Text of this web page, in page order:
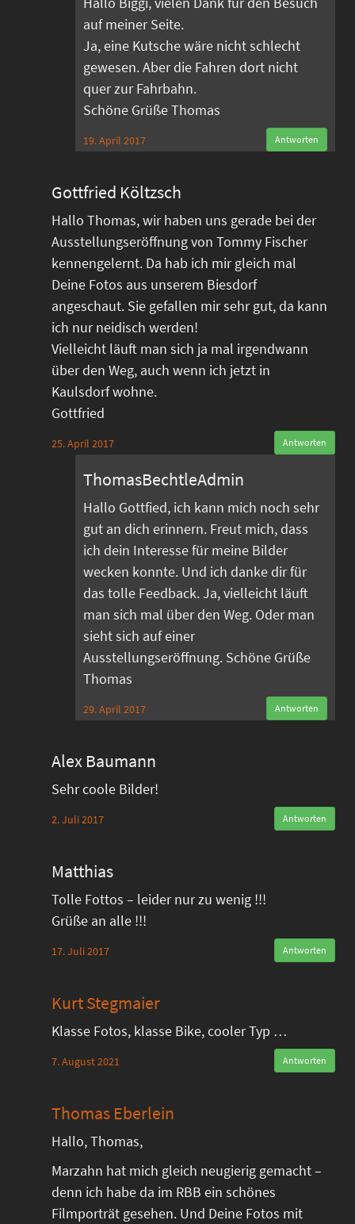
auf meiner Seite.
Ja, eine Kutsche wäre nicht schlecht
gewesen. Aber die Fahren dort nicht
quer zur Fahrbahn.
Schöne Grüße Thomas
19. April 2017 Antworten
Gottfried Költzsch
Hallo Thomas, wir haben uns gerade bei der
Ausstellungseröffnung von Tommy Fischer
kennengelernt. Da hab ich mir gleich mal
Deine Fotos aus unserem Biesdorf
angeschaut. Sie gefallen mir sehr gut, da kann
ich nur neidisch werden!
Vielleicht läuft man sich ja mal irgendwann
über den Weg, auch wenn ich jetzt in
Kaulsdorf wohne.
Gottfried
25. April 2017 Antworten
ThomasBechtleAdmin
Hallo Gottfied, ich kann mich noch sehr
gut an dich erinnern. Freut mich, dass
ich dein Interesse für meine Bilder
wecken konnte. Und ich danke dir für
das tolle Feedback. Ja, vielleicht läuft
man sich mal über den Weg. Oder man
sieht sich auf einer
Ausstellungseröffnung. Schöne Grüße
Thomas
29. April 2017 Antworten
Alex Baumann
Sehr coole Bilder!
2. Juli 2017 Antworten
Matthias
Tolle Fottos – leider nur zu wenig !!!
Grüße an alle !!!
17. Juli 2017 Antworten
Kurt Stegmaier
Klasse Fotos, klasse Bike, cooler Typ …
7. August 2021 Antworten
Thomas Eberlein
Hallo, Thomas,
Marzahn hat mich gleich neugierig gemacht –
denn ich habe da im RBB ein schönes
Filmporträt gesehen. Und Deine Fotos mit